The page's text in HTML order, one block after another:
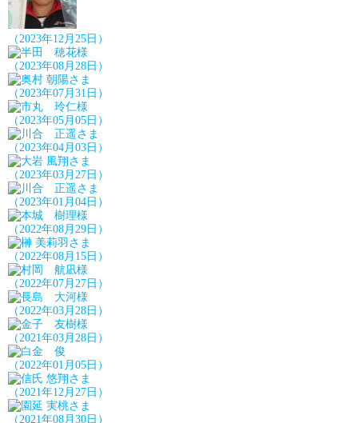
（2023年12月25日）
（2023年08月28日）
（2023年07月31日）
（2023年05月05日）
（2023年04月03日）
（2023年03月27日）
（2023年01月04日）
（2022年08月29日）
（2022年08月15日）
（2022年07月27日）
（2022年03月28日）
（2021年03月28日）
（2022年01月05日）
（2021年12月27日）
（2021年08月30日）